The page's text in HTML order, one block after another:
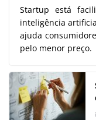
Startup está
inteligência
ajuda
pelo menor preço.